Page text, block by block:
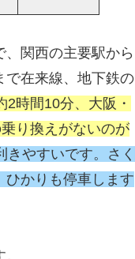
関西の主要駅から
で在来線、地下鉄の
時間10分、大阪・
り換えがないのが
やすいです。さく
ひかりも停車します